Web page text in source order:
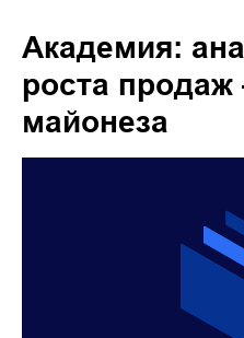
Академия:
роста продаж
майонеза